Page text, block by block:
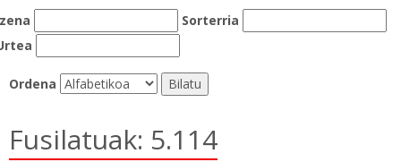
Sorterria
Ordena
Fusilatuak: 5.114